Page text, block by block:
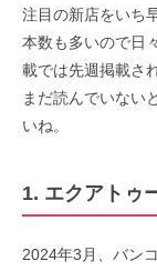
注目の新店をいち
本数も多いので日
載では先週掲載さ
まだ読んでいない
いね。
1. エクアトゥ
2024年3月、バン